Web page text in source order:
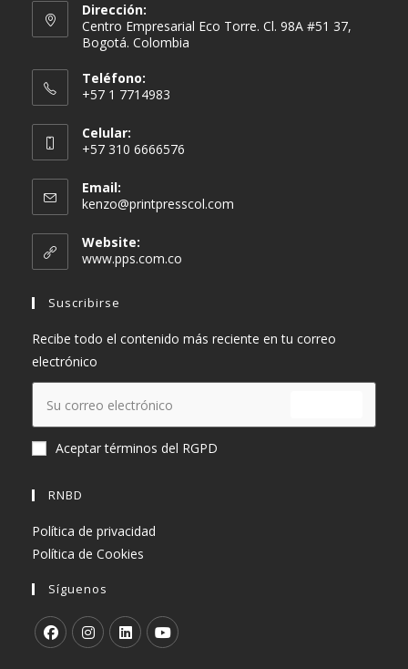
Dirección:
Centro Empresarial Eco Torre. Cl. 98A #51 37,
Bogotá. Colombia
Teléfono:
+57 1 7714983
Celular:
+57 310 6666576
Email:
kenzo@printpresscol.com
Website:
www.pps.com.co
Suscribirse
Recibe todo el contenido más reciente en tu correo
electrónico
Aceptar términos del RGPD
RNBD
Política de privacidad
Política de Cookies
Síguenos